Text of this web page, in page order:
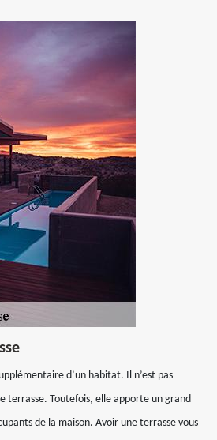
d’un habitat. Il n’est pas
terrasse. Toutefois, elle apporte un grand
de la maison. Avoir une terrasse vous